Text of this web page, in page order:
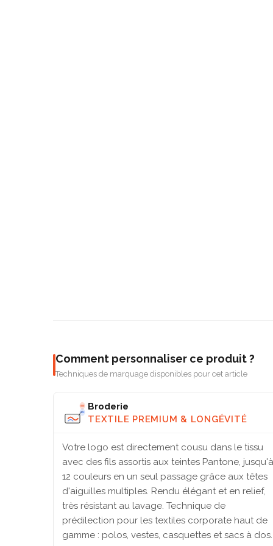
Comment personnaliser ce produit ?
Techniques de marquage disponibles pour cet article
Broderie
TEXTILE PREMIUM & LONGÉVITÉ
Votre logo est directement cousu dans le tissu
avec des fils assortis aux teintes Pantone, jusqu'à
12 couleurs en un seul passage grâce aux têtes
d'aiguilles multiples. Rendu élégant et en relief,
très résistant au lavage. Technique de
prédilection pour les textiles corporate haut de
gamme : polos, vestes, casquettes et sacs à dos.